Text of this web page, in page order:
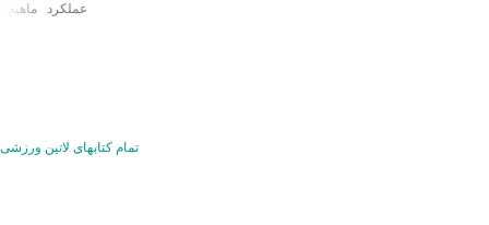
عملکرد
تمام کتابهای لاتین ورزشی